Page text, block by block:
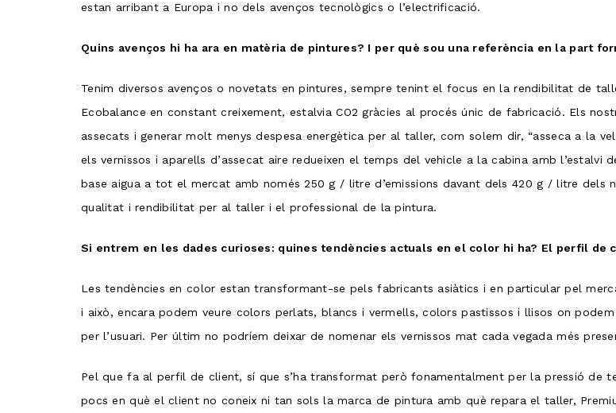
estan arribant a Europa i no dels avenços tecnològics o l’electrificació.
Quins avenços hi ha ara en matèria de pintures? I per què sou una referència en la part
Tenim diversos avenços o novetats en pintures, sempre tenint el focus en la rendibilitat de
Ecobalance en constant creixement, estalvia CO2 gràcies al procés únic de fabricació. Els
assecats i generar molt menys despesa energètica per al taller, com solem dir, “asseca a la
els vernissos i aparells d’assecat aire redueixen el temps del vehicle a la cabina amb l’estalvi
base aigua a tot el mercat amb només 250 g / litre d’emissions davant dels 420 g / litre
qualitat i rendibilitat per al taller i el professional de la pintura.
Si entrem en les dades curioses: quines tendències actuals en el color hi ha? El perfil de
Les tendències en color estan transformant-se pels fabricants asiàtics i en particular pel
i això, encara podem veure colors perlats, blancs i vermells, colors pastissos i llisos on
per l’usuari. Per últim no podríem deixar de nomenar els vernissos mat cada vegada més
Pel que fa al perfil de client, sí que s’ha transformat però fonamentalment per la pressió de
pocs en què el client no coneix ni tan sols la marca de pintura amb què repara el taller,